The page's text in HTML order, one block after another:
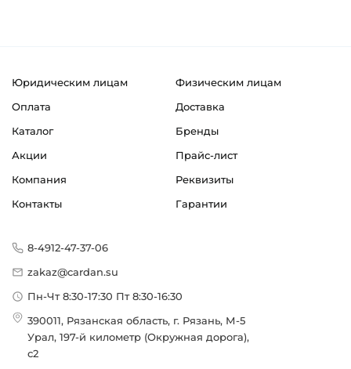
Юридическим лицам
Физическим лицам
Оплата
Доставка
Каталог
Бренды
Акции
Прайс-лист
Компания
Реквизиты
Контакты
Гарантии
8-4912-47-37-06
zakaz@cardan.su
Пн-Чт 8:30-17:30 Пт 8:30-16:30
390011, Рязанская область, г. Рязань, М-5
Урал, 197-й километр (Окружная дорога),
с2